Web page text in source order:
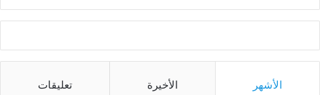
الأشهر الأخيرة تعليقات